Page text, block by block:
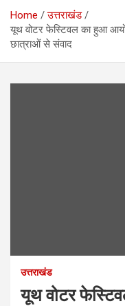
Home
उत्तराखंड
यूथ वोटर फेस्टिवल का हुआ
छात्राओं से संवाद
उत्तराखंड
यूथ वोटर